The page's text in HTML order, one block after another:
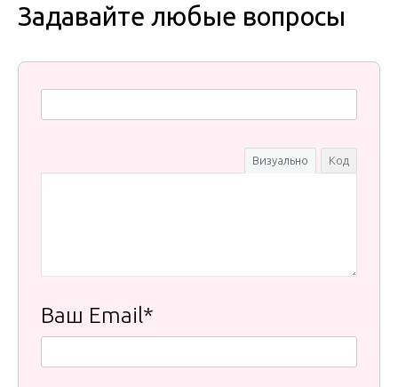
Задавайте любые вопросы
Визуально Код
Ваш Email*